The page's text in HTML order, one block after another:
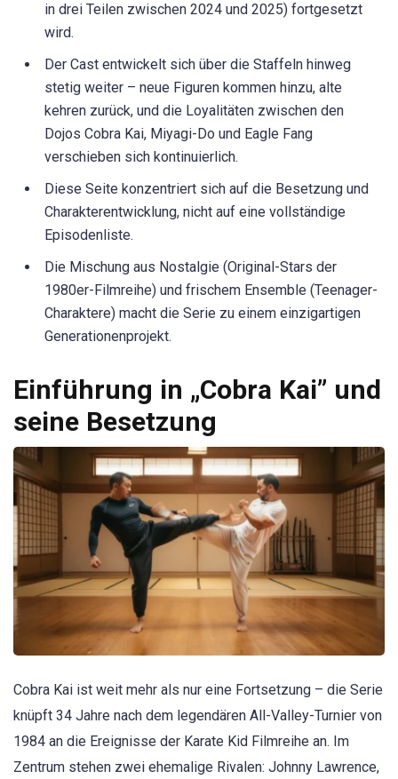
in drei Teilen zwischen 2024 und 2025) fortgesetzt
wird.
Der Cast entwickelt sich über die Staffeln hinweg
stetig weiter – neue Figuren kommen hinzu, alte
kehren zurück, und die Loyalitäten zwischen den
Dojos Cobra Kai, Miyagi-Do und Eagle Fang
verschieben sich kontinuierlich.
Diese Seite konzentriert sich auf die Besetzung und
Charakterentwicklung, nicht auf eine vollständige
Episodenliste.
Die Mischung aus Nostalgie (Original-Stars der
1980er-Filmreihe) und frischem Ensemble (Teenager-
Charaktere) macht die Serie zu einem einzigartigen
Generationenprojekt.
Einführung in „Cobra Kai” und
seine Besetzung
Cobra Kai ist weit mehr als nur eine Fortsetzung – die Serie
knüpft 34 Jahre nach dem legendären All-Valley-Turnier von
1984 an die Ereignisse der Karate Kid Filmreihe an. Im
Zentrum stehen zwei ehemalige Rivalen: Johnny Lawrence,